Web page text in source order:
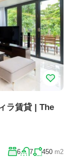
ラ賃貸 | The
6 7 450 m2